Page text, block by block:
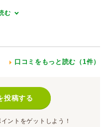
む
口コミをもっと読む（1件）
投稿する
ント をゲットしよう！